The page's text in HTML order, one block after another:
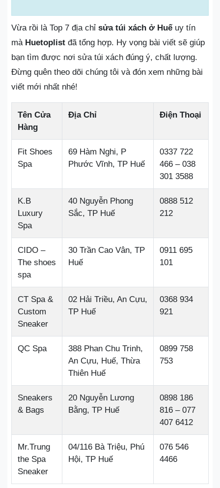
Vừa rồi là Top 7 địa chỉ sửa túi xách ở Huếuy tín
mà Huetoplist đã tổng hợp. Hy vọng bài viết sẽ giúp
bạn tìm được nơi sửa túi xách đúng ý, chất lượng.
Đừng quên theo dõi chúng tôi và đón xem những bài
viết mới nhất nhé!
Tên Cửa
Hàng
Địa Chỉ Điện Thoại
Fit Shoes
Spa
69 Hàm Nghi, P
Phước Vĩnh, TP Huế
0337 722
466 – 038
301 3588
K.B
Luxury
Spa
40 Nguyễn Phong
Sắc, TP Huế
0888 512
212
CIDO –
The shoes
spa
30 Trần Cao Vân, TP
Huế
0911 695
101
CT Spa &
Custom
Sneaker
02 Hải Triều, An Cựu,
TP Huế
0368 934
921
QC Spa
388 Phan Chu Trinh,
An Cựu, Huế, Thừa
Thiên Huế
0899 758
753
Sneakers
& Bags
20 Nguyễn Lương
Bằng, TP Huế
0898 186
816 – 077
407 6412
Mr.Trung
the Spa
Sneaker
04/116 Bà Triệu, Phú
Hội, TP Huế
076 546
4466